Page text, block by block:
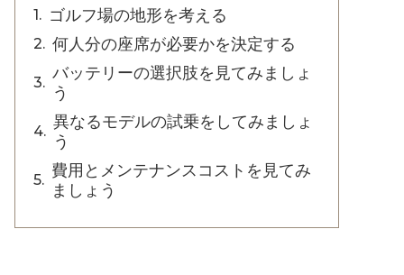
ゴルフ場の地形を考える
何人分の座席が必要かを決定する
バッテリーの選択肢を見てみましょ
う
異なるモデルの試乗をしてみましょ
う
費用とメンテナンスコストを見てみ
ましょう